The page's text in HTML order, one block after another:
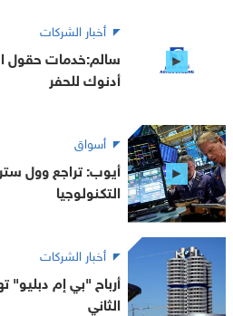
أخبار الشركات
سالم:خدمات حقول
أدنوك للحفر
أسواق
أيوب: تراجع وول
التكنولوجيا
أخبار الشركات
أرباح "بي إم دبليو"
الثاني